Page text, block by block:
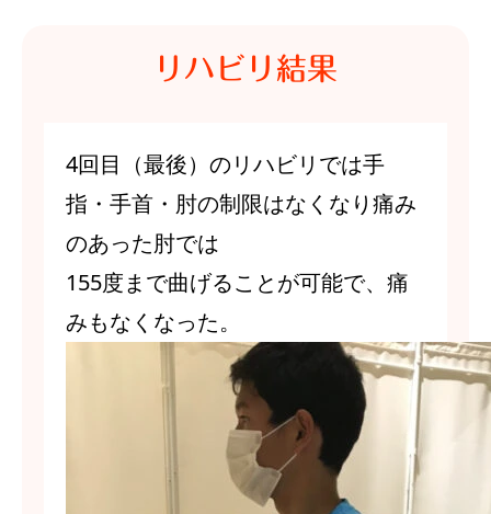
リハビリ結果
4回目（最後）のリハビリでは手
指・手首・肘の制限はなくなり痛み
のあった肘では
155度まで曲げることが可能で、痛
みもなくなった。